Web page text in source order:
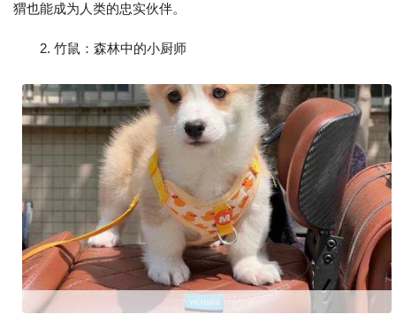
猬也能成为人类的忠实伙伴。
2. 竹鼠：森林中的小厨师